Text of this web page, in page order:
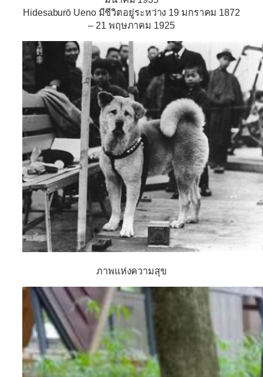
Hidesaburō Ueno มีชีวิตอยู่ระหว่าง 19 มกราคม 1872
– 21 พฤษภาคม 1925
ภาพแห่งความสุข